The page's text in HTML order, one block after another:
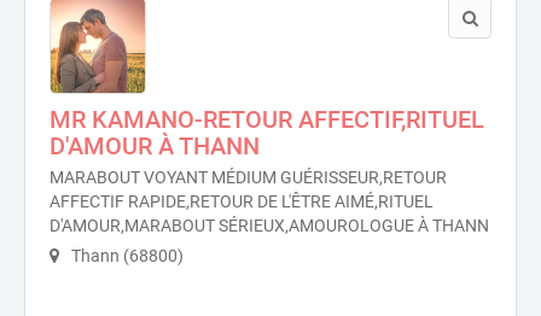
MR KAMANO-RETOUR AFFECTIF,RITUEL
D'AMOUR À THANN
MARABOUT VOYANT MÉDIUM GUÉRISSEUR,RETOUR
AFFECTIF RAPIDE,RETOUR DE L'ÊTRE AIMÉ,RITUEL
D'AMOUR,MARABOUT SÉRIEUX,AMOUROLOGUE À THANN
Thann (68800)